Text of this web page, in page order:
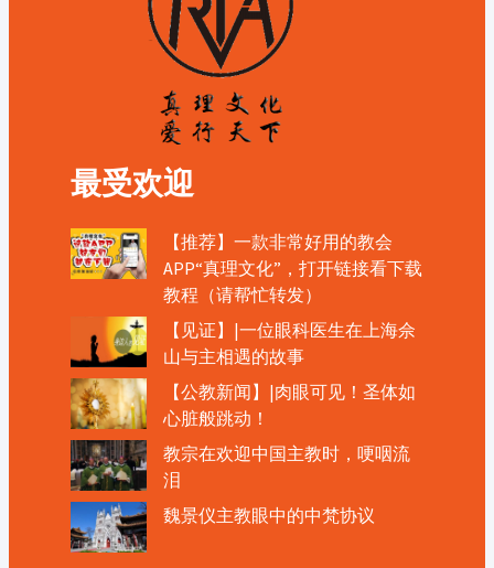
最受欢迎
【推荐】一款非常好用的教会
APP“真理文化”，打开链接看下载
教程（请帮忙转发）
【见证】|一位眼科医生在上海佘
山与主相遇的故事
【公教新闻】|肉眼可见！圣体如
心脏般跳动！
教宗在欢迎中国主教时，哽咽流
泪
魏景仪主教眼中的中梵协议